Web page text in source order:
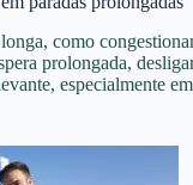
como
prolongada,
especialmente